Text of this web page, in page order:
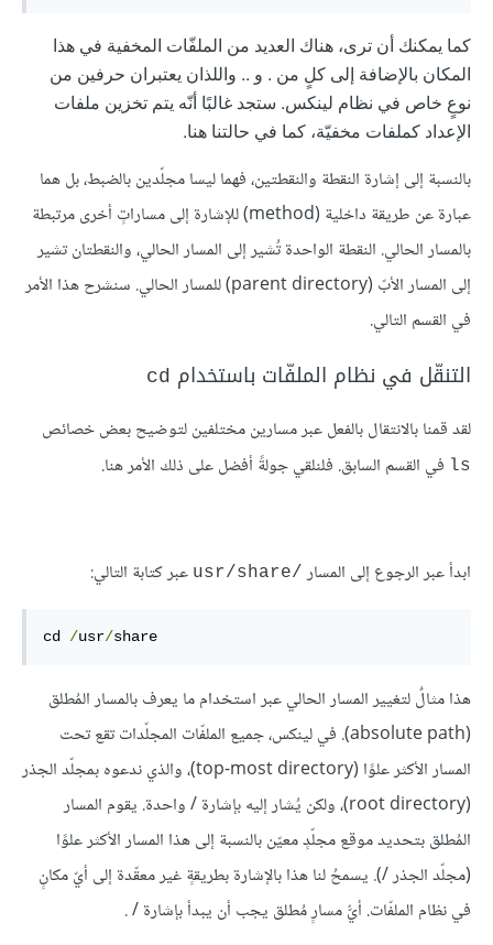
الإعداد كملفات مخفيّة، كما في حالتنا هنا.
بالنسبة إلى إشارة النقطة والنقطتين، فهما ليسا مجلّدين بالضبط، بل هما
عبارة عن طريقة داخلية (method) للإشارة إلى مساراتٍ أخرى مرتبطة
بالمسار الحالي. النقطة الواحدة تُشير إلى المسار الحالي، والنقطتان تشير
إلى المسار الأبّ (parent directory) للمسار الحالي. سنشرح هذا الأمر
في القسم التالي.
التنقّل في نظام الملفّات باستخدام cd
لقد قمنا بالانتقال بالفعل عبر مسارين مختلفين لتوضيح بعض خصائص
ls في القسم السابق. فلنلقي جولةً أفضل على ذلك الأمر هنا.
ابدأ عبر الرجوع إلى المسار /usr/share عبر كتابة التالي:
cd /usr/share
هذا مثالٌ لتغيير المسار الحالي عبر استخدام ما يعرف بالمسار المُطلق
(absolute path). في لينكس، جميع الملفّات المجلّدات تقع تحت
المسار الأكثر علوًا (top-most directory)، والذي ندعوه بمجلّد الجذر
(root directory)، ولكن يُشار إليه بإشارة / واحدة. يقوم المسار
المُطلق بتحديد موقع مجلّدٍ معيّن بالنسبة إلى هذا المسار الأكثر علوًا
(مجلّد الجذر /). يسمحُ لنا هذا بالإشارة بطريقةٍ غير معقّدة إلى أيّ مكانٍ
في نظام الملفّات. أيُّ مسارٍ مُطلق يجب أن يبدأ بإشارة / .